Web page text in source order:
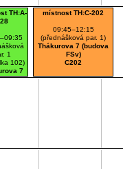
TH:A-
1
102)
7
FSv)
místnost TH:C-202
09:45–12:15
(přednášková par. 1)
Thákurova 7 (budova
FSv)
C202